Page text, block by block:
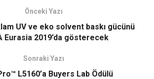
Önceki Yazı
UV ve eko solvent baskı gücünü
Eurasia 2019’da gösterecek
Sonraki Yazı
L5160’a Buyers Lab Ödülü